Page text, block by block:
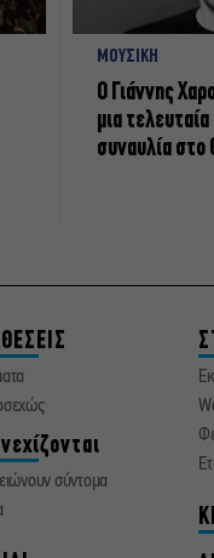
ΜΟΥΣΙΚΗ
Ο Γιάννης
μια
συναυλία στο
σύντομα